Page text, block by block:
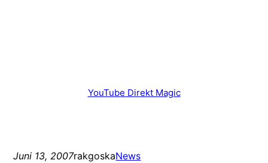
YouTube Direkt Magic
Juni 13, 2007rakgoskaNews